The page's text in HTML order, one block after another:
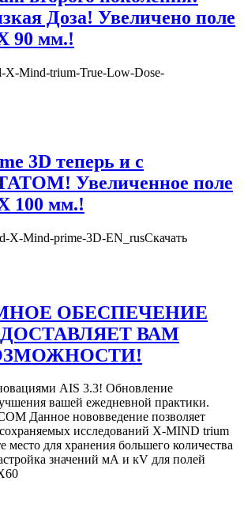
Доза! Увеличено поле
90 мм.!
X-Mind-trium-True-Low-Dose-
3D теперь и с
Увеличенное поле
100 мм.!
X-Mind-prime-3D-EN_rusСкачать
ОБЕСПЕЧЕНИЕ
ВАМ
AIS 3.3! Обновление
вашей ежедневной практики.
Данное нововведение позволяет
исследований X-MIND trium
место для хранения большего количества
значений мА и кV для полей